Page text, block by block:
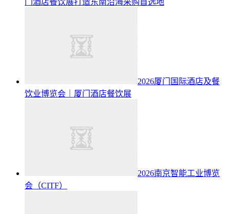
2026厦门国际酒店及餐
饮业博览会｜厦门酒店餐饮展
2026南京智能工业博览
会（CITF）